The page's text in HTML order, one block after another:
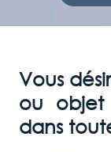
Vous
ou objet
dans